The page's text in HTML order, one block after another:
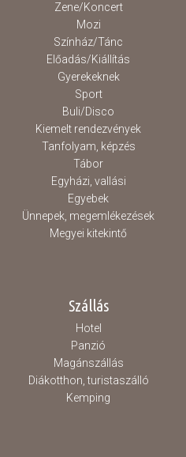
Zene/Koncert
Mozi
Színház/Tánc
Előadás/Kiállítás
Gyerekeknek
Sport
Buli/Disco
Kiemelt rendezvények
Tanfolyam, képzés
Tábor
Egyházi, vallási
Egyebek
Ünnepek, megemlékezések
Megyei kitekintő
Szállás
Hotel
Panzió
Magánszállás
Diákotthon, turistaszálló
Kemping